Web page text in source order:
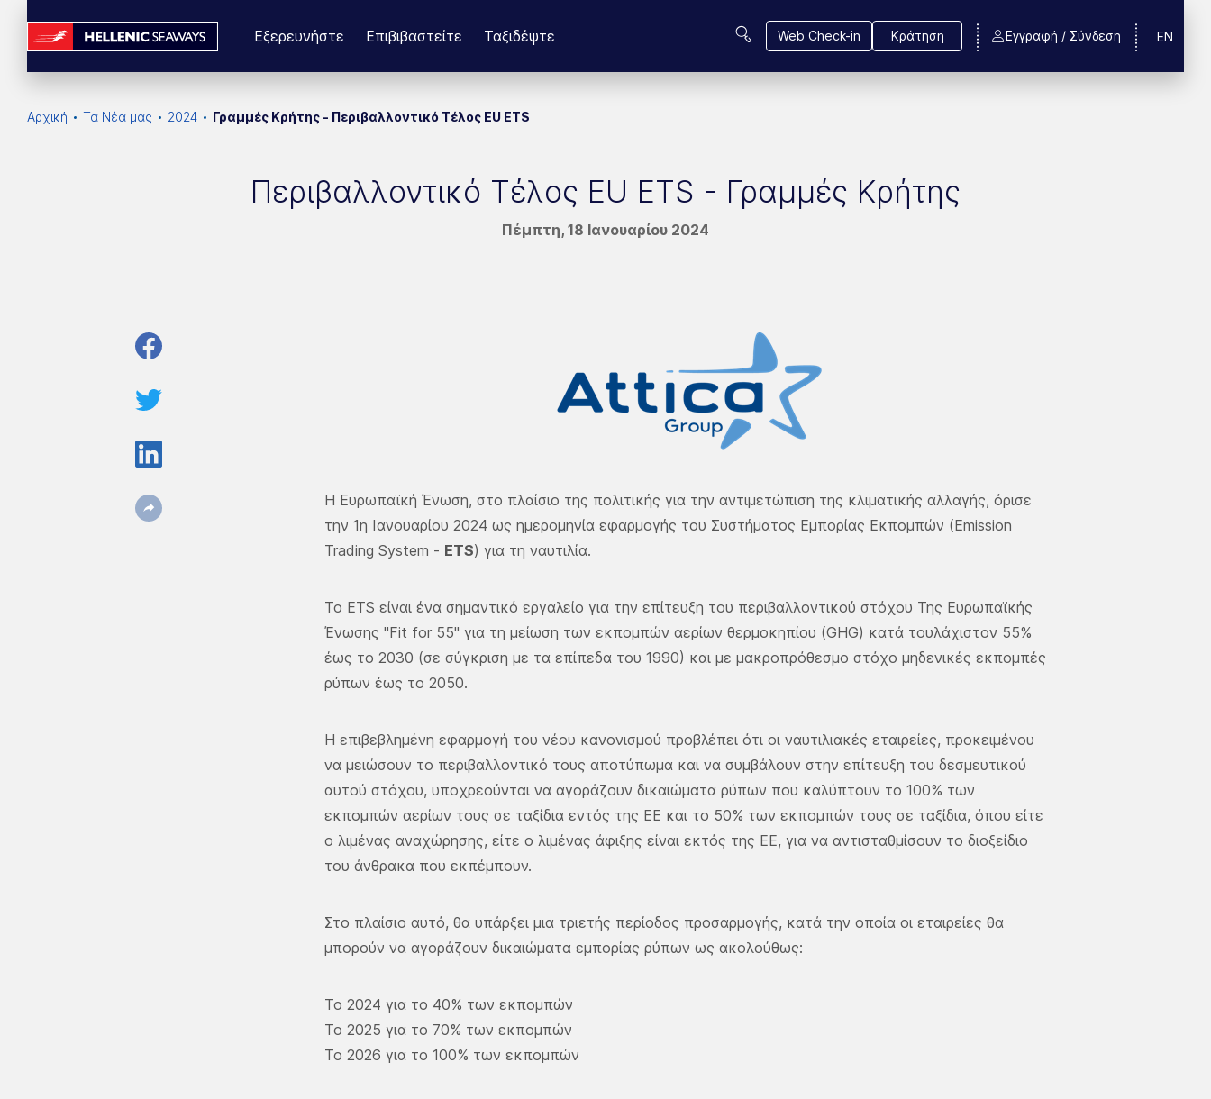
Εξερευνήστε Επιβιβαστείτε Ταξιδέψτε Web Check-in Κράτηση EN
Εγγραφή / Σύνδεση
Αρχική Τα Νέα μας 2024 Γραμμές Κρήτης - Περιβαλλοντικό Τέλος EU ETS
Περιβαλλοντικό Τέλος EU ETS - Γραμμές Κρήτης
Πέμπτη, 18 Ιανουαρίου 2024
Η Ευρωπαϊκή Ένωση, στο πλαίσιο της πολιτικής για την αντιμετώπιση της κλιματικής αλλαγής, όρισε
την 1η Ιανουαρίου 2024 ως ημερομηνία εφαρμογής του Συστήματος Εμπορίας Εκπομπών (Emission
Trading System - ETS) για τη ναυτιλία.
Το ETS είναι ένα σημαντικό εργαλείο για την επίτευξη του περιβαλλοντικού στόχου Της Ευρωπαϊκής
Ένωσης "Fit for 55" για τη μείωση των εκπομπών αερίων θερμοκηπίου (GHG) κατά τουλάχιστον 55%
έως το 2030 (σε σύγκριση με τα επίπεδα του 1990) και με μακροπρόθεσμο στόχο μηδενικές εκπομπές
ρύπων έως το 2050.
Η επιβεβλημένη εφαρμογή του νέου κανονισμού προβλέπει ότι οι ναυτιλιακές εταιρείες, προκειμένου
να μειώσουν το περιβαλλοντικό τους αποτύπωμα και να συμβάλουν στην επίτευξη του δεσμευτικού
αυτού στόχου, υποχρεούνται να αγοράζουν δικαιώματα ρύπων που καλύπτουν το 100% των
εκπομπών αερίων τους σε ταξίδια εντός της ΕΕ και το 50% των εκπομπών τους σε ταξίδια, όπου είτε
ο λιμένας αναχώρησης, είτε ο λιμένας άφιξης είναι εκτός της ΕΕ, για να αντισταθμίσουν το διοξείδιο
του άνθρακα που εκπέμπουν.
Στο πλαίσιο αυτό, θα υπάρξει μια τριετής περίοδος προσαρμογής, κατά την οποία οι εταιρείες θα
μπορούν να αγοράζουν δικαιώματα εμπορίας ρύπων ως ακολούθως:
Το 2024 για το 40% των εκπομπών
Το 2025 για το 70% των εκπομπών
Το 2026 για το 100% των εκπομπών